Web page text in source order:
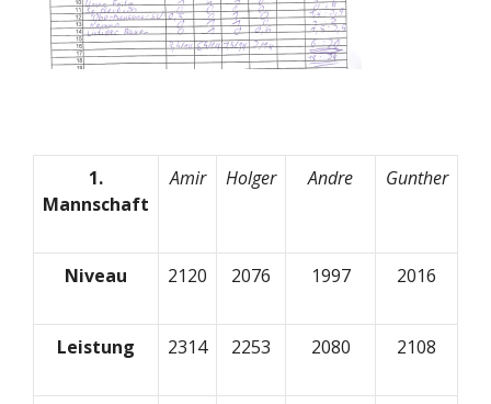
1.
Mannschaft
Amir Holger Andre Gunther
Niveau 2120 2076 1997 2016
Leistung 2314 2253 2080 2108